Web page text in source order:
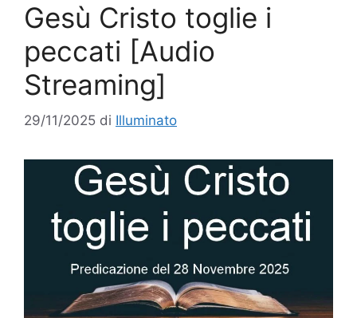
Gesù Cristo toglie i
peccati [Audio
Streaming]
29/11/2025 di Illuminato